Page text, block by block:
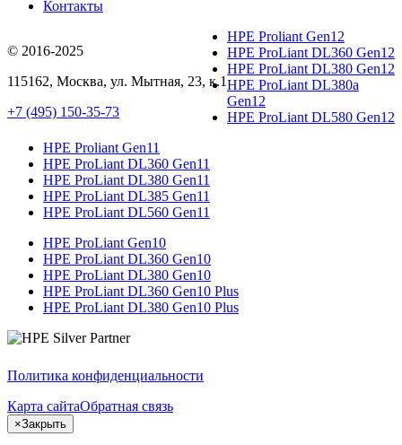
Контакты
© 2016-2025
115162, Москва, ул. Мытная, 23, к.1
+7 (495) 150-35-73
HPE Proliant Gen12
HPE ProLiant DL360 Gen12
HPE ProLiant DL380 Gen12
HPE ProLiant DL380a
Gen12
HPE ProLiant DL580 Gen12
HPE Proliant Gen11
HPE ProLiant DL360 Gen11
HPE ProLiant DL380 Gen11
HPE ProLiant DL385 Gen11
HPE ProLiant DL560 Gen11
HPE ProLiant Gen10
HPE ProLiant DL360 Gen10
HPE ProLiant DL380 Gen10
HPE ProLiant DL360 Gen10 Plus
HPE ProLiant DL380 Gen10 Plus
Политика конфиденциальности
Карта сайтаОбратная связь
×Закрыть